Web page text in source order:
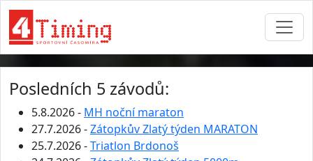
Posledních 5 závodů:
5.8.2026 - MH noční maraton
27.7.2026 -Zátopkův Zlatý týden MARATON
25.7.2026 -Triatlon Brdonoš